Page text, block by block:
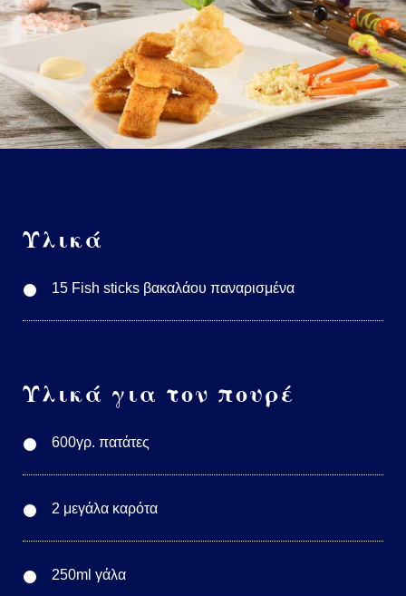
Υλικά
15 Fish sticks βακαλάου παναρισμένα
Υλικά για τον πουρέ
600γρ. πατάτες
2 μεγάλα καρότα
250ml γάλα